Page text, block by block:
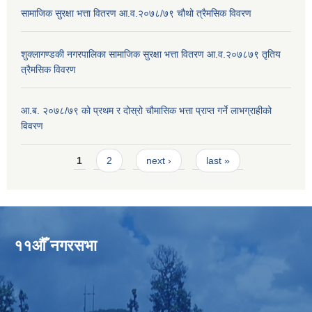
सामाजिक सुरक्षा भत्ता वितरण आ.व.२०७८/७९ चौथो त्रैमसिक विवरण
शुक्लागण्डकी नगरपालिका सामाजिक सुरक्षा भत्ता वितरण आ.व.२०७८७९ तृतिय
त्रैमसिक विवरण
आ.ब. २०७८/७९ को प्रथम र दोस्रो चौमासिक भत्ता प्राप्त गर्ने लाभग्राहीको
विवरण
Pages1 2 next › last »
११औँ नगरसभा